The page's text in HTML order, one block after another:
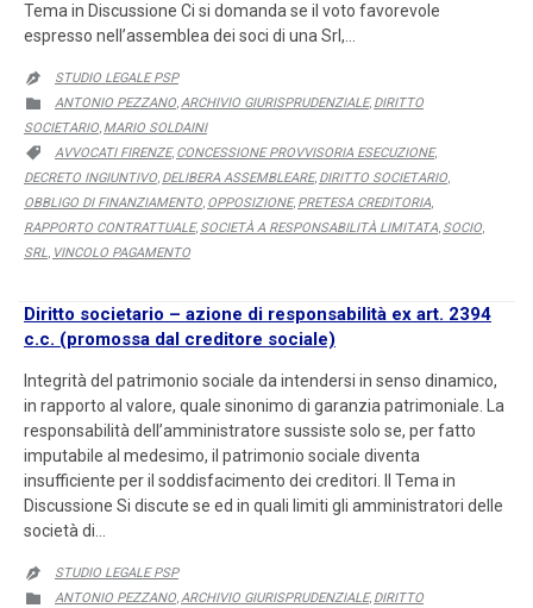
Tema in Discussione Ci si domanda se il voto favorevole
espresso nell’assemblea dei soci di una Srl,…

STUDIO LEGALE PSP

CATEGORY
ANTONIO PEZZANO ARCHIVIO GIURISPRUDENZIALE, DIRITTO
SOCIETARIO MARIO SOLDAINI

CATEGORY
AVVOCATI FIRENZE, CONCESSIONE PROVVISORIA ESECUZIONE,
DECRETO INGIUNTIVO DELIBERA ASSEMBLEARE, DIRITTO SOCIETARIO
OBBLIGO DI FINANZIAMENTO OPPOSIZIONE, PRETESA CREDITORIA
RAPPORTO CONTRATTUALE, SOCIETÀ A RESPONSABILITÀ LIMITATA SOCIO
SRL VINCOLO PAGAMENTO
Diritto societario – azione di responsabilità ex art. 2394
c.c. (promossa dal creditore sociale)
Integrità del patrimonio sociale da intendersi in senso dinamico,
in rapporto al valore, quale sinonimo di garanzia patrimoniale. La
responsabilità dell’amministratore sussiste solo se, per fatto
imputabile al medesimo, il patrimonio sociale diventa
insufficiente per il soddisfacimento dei creditori. Il Tema in
Discussione Si discute se ed in quali limiti gli amministratori delle
società di…

STUDIO LEGALE PSP

CATEGORY
ANTONIO PEZZANO ARCHIVIO GIURISPRUDENZIALE, DIRITTO